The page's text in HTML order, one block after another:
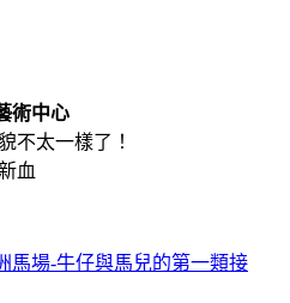
術中心
不太一樣了！
血
馬場-牛仔與馬兒的第一類接